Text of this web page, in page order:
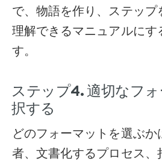
で、物語を作り、ステッ
理解できるマニュアルにす
す。
ステップ4. 適切なフ
択する
どのフォーマットを選ぶ
者、文書化するプロセス、